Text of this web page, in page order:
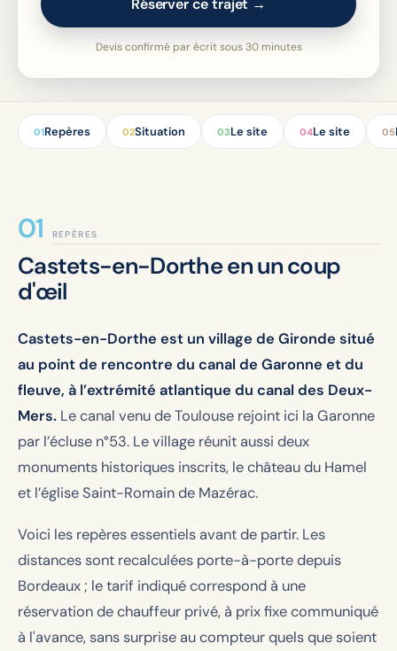
Réserver ce trajet →
Devis confirmé par écrit sous 30 minutes
01Repères 02Situation 03Le site 04Le site 05
REPÈRES
Castets-en-Dorthe en un coup
d'œil
Castets-en-Dorthe est un village de Gironde situé
au point de rencontre du canal de Garonne et du
fleuve, à l’extrémité atlantique du canal des Deux-
Mers. Le canal venu de Toulouse rejoint ici la Garonne
par l’écluse n°53. Le village réunit aussi deux
monuments historiques inscrits, le château du Hamel
et l’église Saint-Romain de Mazérac.
Voici les repères essentiels avant de partir. Les
distances sont recalculées porte-à-porte depuis
Bordeaux ; le tarif indiqué correspond à une
réservation de chauffeur privé, à prix fixe communiqué
à l'avance, sans surprise au compteur quels que soient